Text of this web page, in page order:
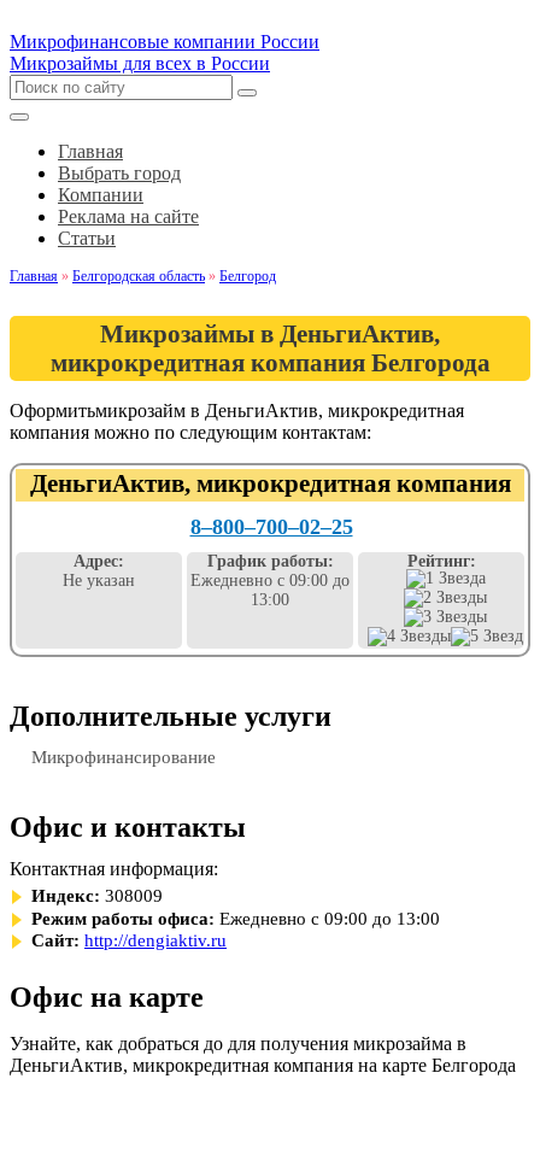
Микрофинансовые компании России
Микрозаймы для всех в России
Главная
Выбрать город
Компании
Реклама на сайте
Статьи
Главная » Белгородская область » Белгород
Микрозаймы в ДеньгиАктив,
микрокредитная компания Белгорода
Оформитьмикрозайм в ДеньгиАктив, микрокредитная
компания можно по следующим контактам:
ДеньгиАктив, микрокредитная компания
8‒800‒700‒02‒25
Адрес:
Не указан
График работы:
Ежедневно с 09:00 до
13:00
Рейтинг:
Дополнительные услуги
Микрофинансирование
Офис и контакты
Контактная информация:
Индекс: 308009
Режим работы офиса: Ежедневно с 09:00 до 13:00
Сайт: http://dengiaktiv.ru
Офис на карте
Узнайте, как добраться до для получения микрозайма в
ДеньгиАктив, микрокредитная компания на карте Белгорода